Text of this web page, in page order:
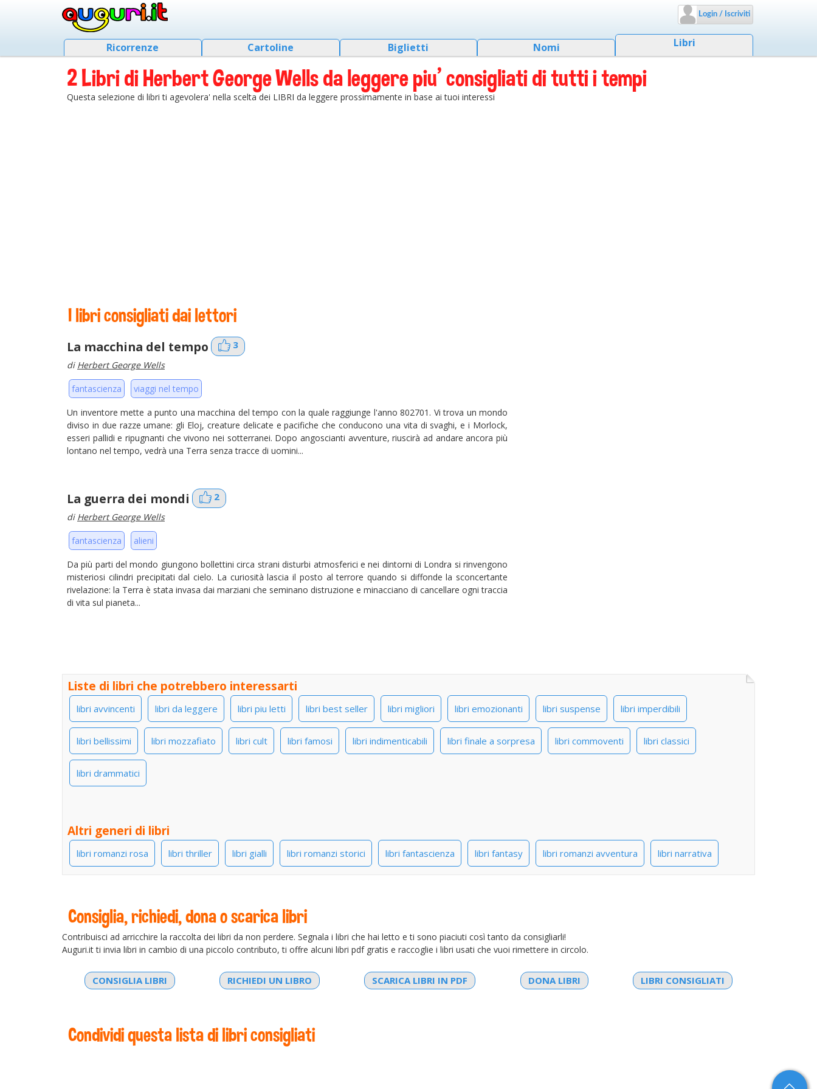
Login / Iscriviti
Ricorrenze Cartoline Biglietti Nomi Libri
2 Libri di Herbert George Wells da leggere piu' consigliati di tutti i tempi
Questa selezione di libri ti agevolera' nella scelta dei LIBRI da leggere prossimamente in base ai tuoi interessi
I libri consigliati dai lettori
La macchina del tempo 3
di Herbert George Wells
fantascienza viaggi nel tempo
Un inventore mette a punto una macchina del tempo con la quale raggiunge l'anno 802701. Vi trova un mondo
diviso in due razze umane: gli Eloj, creature delicate e pacifiche che conducono una vita di svaghi, e i Morlock,
esseri pallidi e ripugnanti che vivono nei sotterranei. Dopo angoscianti avventure, riuscirà ad andare ancora più
lontano nel tempo, vedrà una Terra senza tracce di uomini...
La guerra dei mondi 2
di Herbert George Wells
fantascienza alieni
Da più parti del mondo giungono bollettini circa strani disturbi atmosferici e nei dintorni di Londra si rinvengono
misteriosi cilindri precipitati dal cielo. La curiosità lascia il posto al terrore quando si diffonde la sconcertante
rivelazione: la Terra è stata invasa dai marziani che seminano distruzione e minacciano di cancellare ogni traccia
di vita sul pianeta...
Liste di libri che potrebbero interessarti
libri avvincenti libri da leggere libri piu letti libri best seller libri migliori libri emozionanti libri suspense libri imperdibili
libri bellissimi libri mozzafiato libri cult libri famosi libri indimenticabili libri finale a sorpresa libri commoventi libri classici
libri drammatici
Altri generi di libri
libri romanzi rosa libri thriller libri gialli libri romanzi storici libri fantascienza libri fantasy libri romanzi avventura libri narrativa
Consiglia, richiedi, dona o scarica libri
Contribuisci ad arricchire la raccolta dei libri da non perdere. Segnala i libri che hai letto e ti sono piaciuti così tanto da consigliarli!
Auguri.it ti invia libri in cambio di una piccolo contributo, ti offre alcuni libri pdf gratis e raccoglie i libri usati che vuoi rimettere in circolo.
CONSIGLIA LIBRI RICHIEDI UN LIBRO SCARICA LIBRI IN PDF DONA LIBRI LIBRI CONSIGLIATI
Condividi questa lista di libri consigliati